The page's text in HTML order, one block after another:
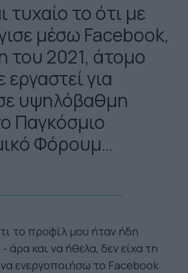
τυχαίο το ότι με
μέσω Facebook,
του 2021, άτομο
εργαστεί για
υψηλόβαθμη
Παγκόσμιο
Φόρουμ…
το προφίλ μου ήταν ήδη
άρα και να ήθελα, δεν είχα τη
ενεργοποιήσω το Facebook